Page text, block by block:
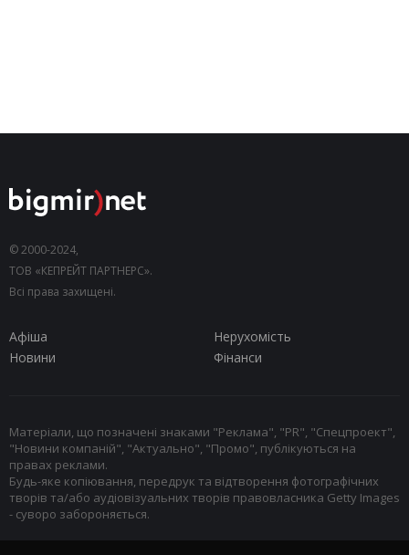
© 2000-2024,
ТОВ «КЕПРЕЙТ ПАРТНЕРС».
Всі права захищені.
Афіша
Нерухомість
Новини
Фінанси
Матеріали, що позначені знаками "Реклама", "PR", "Спецпроект",
"Новини компаній", "Актуально", "Промо", публікуються на
правах реклами.
Будь-яке копіювання, передрук та відтворення фотографічних
творів та/або аудіовізуальних творів правовласника Getty Images
- суворо забороняється.